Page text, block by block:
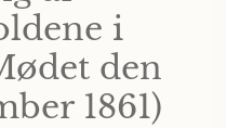
i
den
1861)